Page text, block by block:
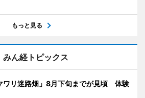
もっと見る
みん経トピックス
ワリ迷路畑」8月下旬までが見頃 体験